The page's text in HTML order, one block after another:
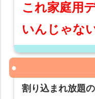
これ家庭用
いんじゃな
割り込まれ放題